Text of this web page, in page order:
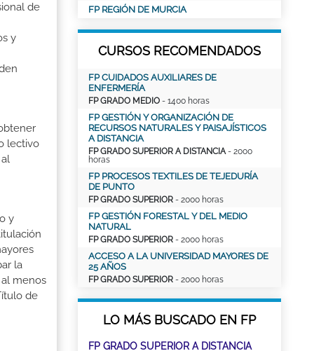
de
y
lectivo
y
la
menos
de
FP REGIÓN DE MURCIA
CURSOS RECOMENDADOS
FP CUIDADOS AUXILIARES DE
ENFERMERÍA
FP GRADO MEDIO - 1400 horas
FP GESTIÓN Y ORGANIZACIÓN DE
RECURSOS NATURALES Y PAISAJÍSTICOS
A DISTANCIA
FP GRADO SUPERIOR A DISTANCIA- 2000
horas
FP PROCESOS TEXTILES DE TEJEDURÍA
DE PUNTO
FP GRADO SUPERIOR - 2000 horas
FP GESTIÓN FORESTAL Y DEL MEDIO
NATURAL
FP GRADO SUPERIOR - 2000 horas
ACCESO A LA UNIVERSIDAD MAYORES DE
25 AÑOS
FP GRADO SUPERIOR - 2000 horas
LO MÁS BUSCADO EN FP
FP GRADO SUPERIOR A DISTANCIA